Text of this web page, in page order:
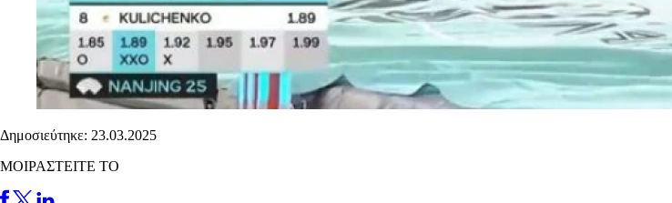
Δημοσιεύτηκε: 23.03.2025
ΜΟΙΡΑΣΤΕΙΤΕ ΤΟ